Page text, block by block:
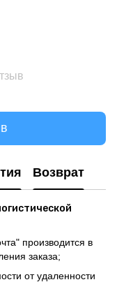
Возврат
производится в
заказа;
от удаленности